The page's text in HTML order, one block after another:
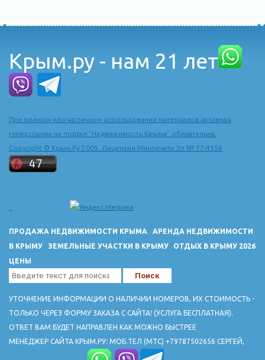
Крым.ру - нам 21 лет
При полном или частичном использовании материалов активная
гиперссылка на портал "Недвижимость Крыма" обязательна.
Copyright © Крым.Ру 2005. Лицензия Минпечати Эл № 77-4556
ПРОДАЖА НЕДВИЖИМОСТИ КРЫМА
АРЕНДА НЕДВИЖИМОСТИ
В КРЫМУ
ЗЕМЕЛЬНЫЕ УЧАСТКИ В КРЫМУ
ОТДЫХ В КРЫМУ 2026
ЦЕНЫ
УТОЧНЕНИЕ ИНФОРМАЦИИ О НАЛИЧИИ НОМЕРОВ, ИХ СТОИМОСТЬ -
ТОЛЬКО ЧЕРЕЗ ФОРМУ ЗАКАЗА С САЙТА! (УСЛУГА БЕСПЛАТНАЯ).
ОТВЕТ ВАМ БУДЕТ НАПРАВЛЕН КАК МОЖНО БЫСТРЕЕ
МЕНЕДЖЕР САЙТА КРЫМ.РУ: МОБ.ТЕЛ (МТС) +79787502656 СЕРГЕЙ,